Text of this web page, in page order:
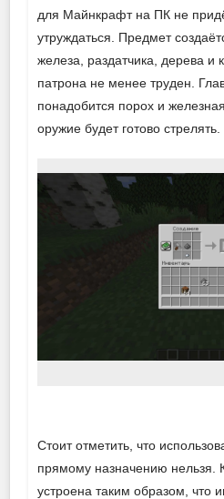
для Майнкрафт на ПК не
утруждаться. Предмет
железа, раздатчика, дерева и
патрона не менее труден.
понадобится порох и
оружие будет готово стрелять.
Стоит отметить, что
прямому назначению нельзя.
устроена таким образом, что